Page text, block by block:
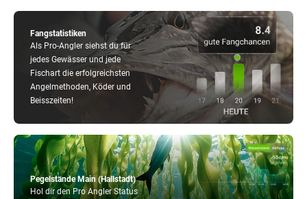
Pegelstände Main (Hallstadt)
Hol dir den Pro Angler Status
Fangstatistiken
Als Pro-Angler siehst du für
jedes Gewässer und jede
Fischart die erfolgreichsten
Angelmethoden, Köder und
Beisszeiten!